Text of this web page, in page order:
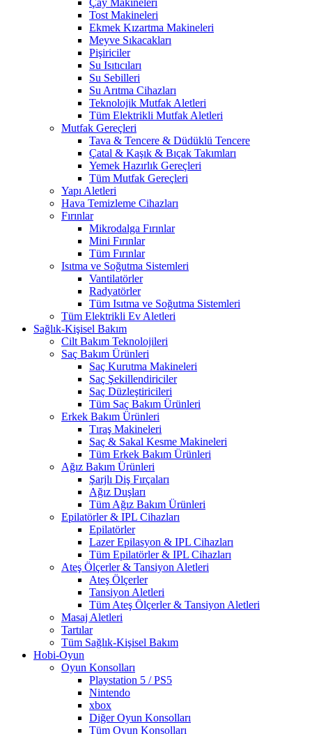
Çay Makineleri
Tost Makineleri
Ekmek Kızartma Makineleri
Meyve Sıkacakları
Pişiriciler
Su Isıtıcıları
Su Sebilleri
Su Arıtma Cihazları
Teknolojik Mutfak Aletleri
Tüm Elektrikli Mutfak Aletleri
Mutfak Gereçleri
Tava & Tencere & Düdüklü Tencere
Çatal & Kaşık & Bıçak Takımları
Yemek Hazırlık Gereçleri
Tüm Mutfak Gereçleri
Yapı Aletleri
Hava Temizleme Cihazları
Fırınlar
Mikrodalga Fırınlar
Mini Fırınlar
Tüm Fırınlar
Isıtma ve Soğutma Sistemleri
Vantilatörler
Radyatörler
Tüm Isıtma ve Soğutma Sistemleri
Tüm Elektrikli Ev Aletleri
Sağlık-Kişisel Bakım
Cilt Bakım Teknolojileri
Saç Bakım Ürünleri
Saç Kurutma Makineleri
Saç Şekillendiriciler
Saç Düzleştiricileri
Tüm Saç Bakım Ürünleri
Erkek Bakım Ürünleri
Tıraş Makineleri
Saç & Sakal Kesme Makineleri
Tüm Erkek Bakım Ürünleri
Ağız Bakım Ürünleri
Şarjlı Diş Fırçaları
Ağız Duşları
Tüm Ağız Bakım Ürünleri
Epilatörler & IPL Cihazları
Epilatörler
Lazer Epilasyon & IPL Cihazları
Tüm Epilatörler & IPL Cihazları
Ateş Ölçerler & Tansiyon Aletleri
Ateş Ölçerler
Tansiyon Aletleri
Tüm Ateş Ölçerler & Tansiyon Aletleri
Masaj Aletleri
Tartılar
Tüm Sağlık-Kişisel Bakım
Hobi-Oyun
Oyun Konsolları
Playstation 5 / PS5
Nintendo
xbox
Diğer Oyun Konsolları
Tüm Oyun Konsolları